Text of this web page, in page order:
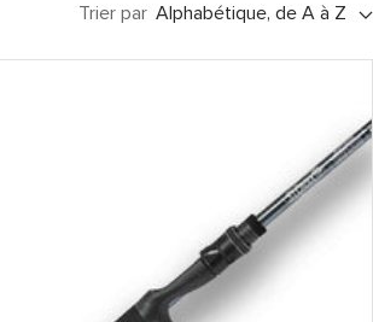
Trier par Alphabétique, de A à Z